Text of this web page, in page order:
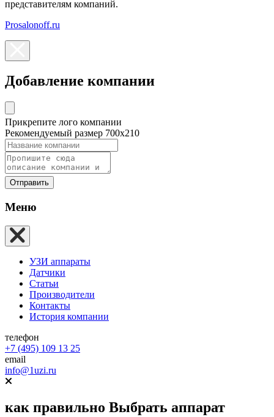
представителям компаний.
Prosalonoff.ru
Добавление компании
Прикрепите лого компании
Рекомендуемый размер 700х210
Отправить
Меню
УЗИ аппараты
Датчики
Статьи
Производители
Контакты
История компании
телефон
+7 (495) 109 13 25
email
info@1uzi.ru
как правильно Выбрать аппарат